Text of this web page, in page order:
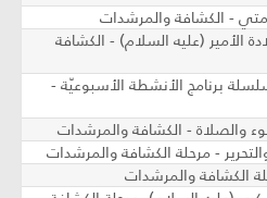
- الكشافة والمرشدات
الأمير (عليه السلام) - الكشافة
- سلسلة برنامج الأنشطة الأسبوعيّة -